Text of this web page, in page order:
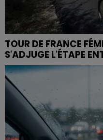
TOUR DE FRANCE
S'ADJUGE L'ÉTAPE